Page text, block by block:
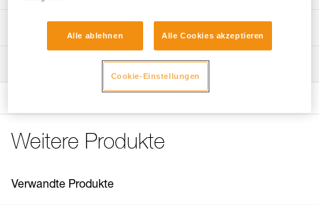
Material: geschmiedeter Edelstahl
Zertifizierung(en): EN 959
Zugrundeliegende Spezifikationen
Referenz : G102AA00
: Granit, Gneis über 80 MPa: Vorversuche ratsam
: Harter Kalkstein über 80 MPa: Vorversuche ratsam
: Weicher Fels (weicher Sandstein, Kalkstein) unter 45
Gebrauchsanleitung
Das PDF herunterladen technical-notice-BAT-INOX-2
G102AA00-BATINOX
Häufige Fragen
Häufige Fragen
See all technical content
Weitere Produkte
Verwandte Produkte
Alle ablehnen Alle Cookies akzeptieren
Cookie-Einstellungen